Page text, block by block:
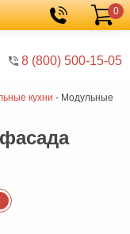
8 (800) 500-15-05
Корзина
0
кухни - Модульные